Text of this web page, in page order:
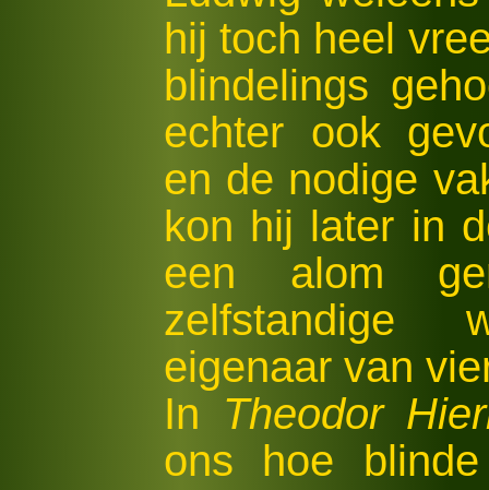
hij toch heel
blindelings
echter ook
en de nodige
kon hij later in
een alom
zelfstandige
eigenaar van
In Theodor
ons hoe